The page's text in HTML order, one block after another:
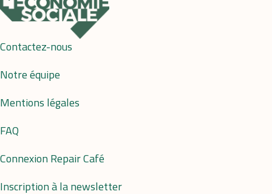
Contactez-nous
Notre équipe
Mentions légales
FAQ
Connexion Repair Café
Inscription à la newsletter